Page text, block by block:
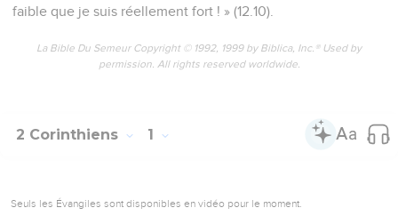
faible que je suis réellement fort ! » (12.10).
La Bible Du Semeur Copyright © 1992, 1999 by Biblica, Inc.® Used by
permission. All rights reserved worldwide.
2 Corinthiens 1
Seuls les Évangiles sont disponibles en vidéo pour le moment.